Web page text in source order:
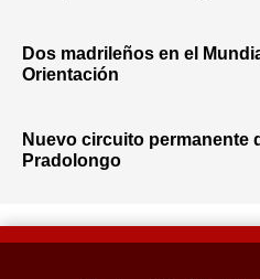
Dos madrileños en el
Orientación
Nuevo circuito permanente
Pradolongo